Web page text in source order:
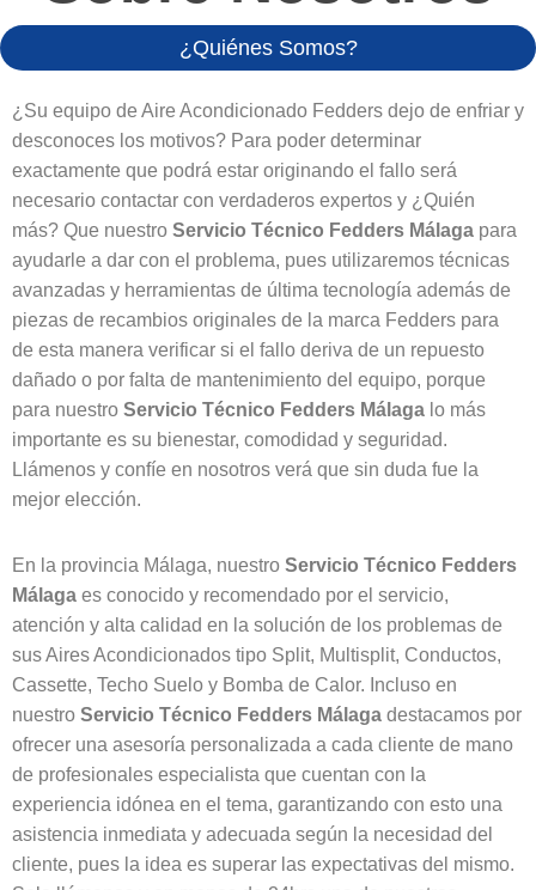
¿Quiénes Somos?
¿Su equipo de Aire Acondicionado Fedders dejo de enfriar y
desconoces los motivos? Para poder determinar
exactamente que podrá estar originando el fallo será
necesario contactar con verdaderos expertos y ¿Quién
más? Que nuestro Servicio Técnico Fedders Málaga para
ayudarle a dar con el problema, pues utilizaremos técnicas
avanzadas y herramientas de última tecnología además de
piezas de recambios originales de la marca Fedders para
de esta manera verificar si el fallo deriva de un repuesto
dañado o por falta de mantenimiento del equipo, porque
para nuestro Servicio Técnico Fedders Málaga lo más
importante es su bienestar, comodidad y seguridad.
Llámenos y confíe en nosotros verá que sin duda fue la
mejor elección.
En la provincia Málaga, nuestro Servicio Técnico Fedders
Málaga es conocido y recomendado por el servicio,
atención y alta calidad en la solución de los problemas de
sus Aires Acondicionados tipo Split, Multisplit, Conductos,
Cassette, Techo Suelo y Bomba de Calor. Incluso en
nuestro Servicio Técnico Fedders Málaga destacamos por
ofrecer una asesoría personalizada a cada cliente de mano
de profesionales especialista que cuentan con la
experiencia idónea en el tema, garantizando con esto una
asistencia inmediata y adecuada según la necesidad del
cliente, pues la idea es superar las expectativas del mismo.